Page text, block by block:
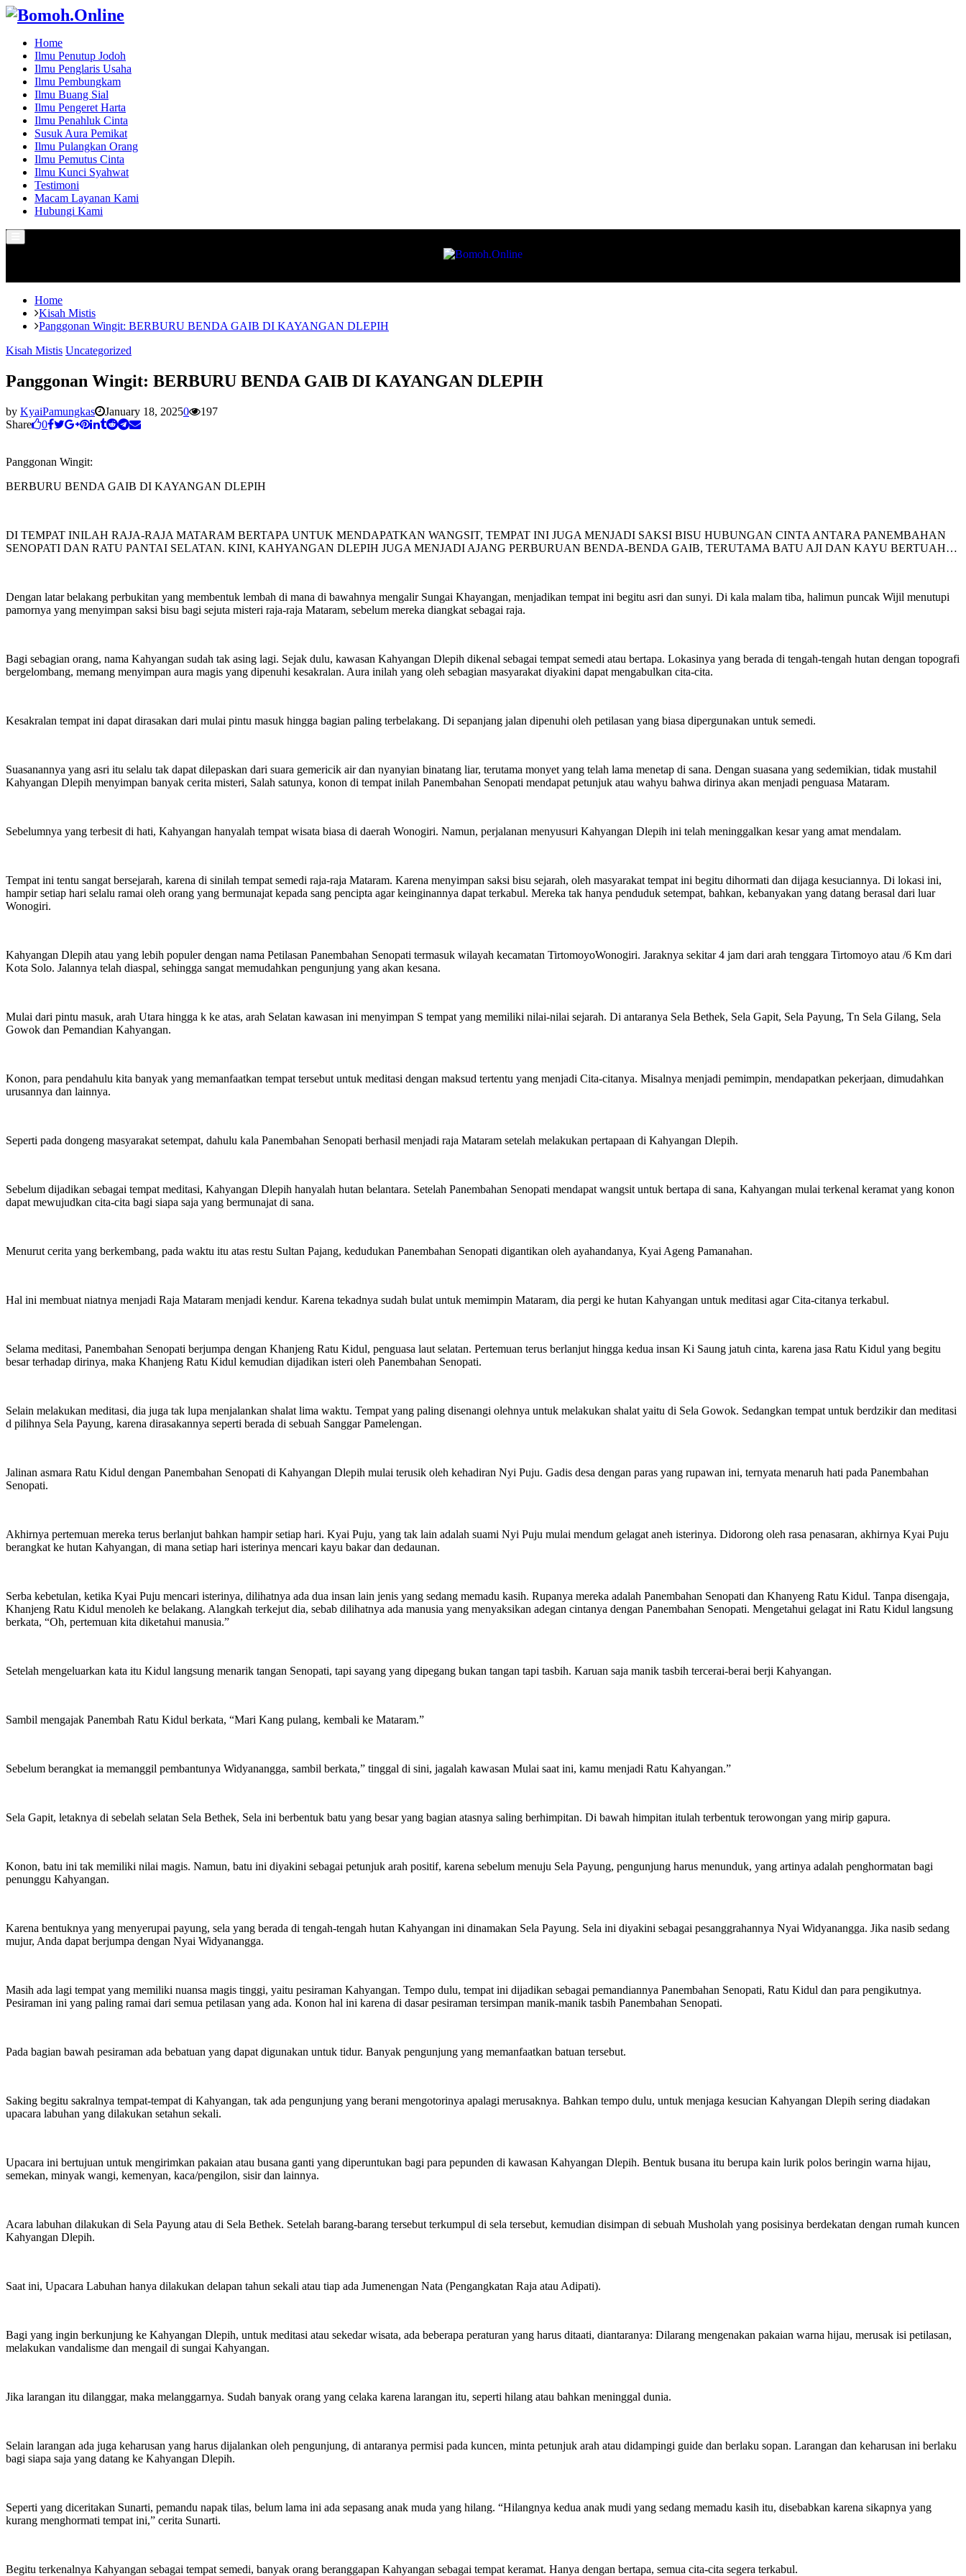
Home
Ilmu Penutup Jodoh
Ilmu Penglaris Usaha
Ilmu Pembungkam
Ilmu Buang Sial
Ilmu Pengeret Harta
Ilmu Penahluk Cinta
Susuk Aura Pemikat
Ilmu Pulangkan Orang
Ilmu Pemutus Cinta
Ilmu Kunci Syahwat
Testimoni
Macam Layanan Kami
Hubungi Kami
Menu
Home
Kisah Mistis
Panggonan Wingit: BERBURU BENDA GAIB DI KAYANGAN DLEPIH
Kisah Mistis Uncategorized
Panggonan Wingit: BERBURU BENDA GAIB DI KAYANGAN DLEPIH
by KyaiPamungkas January 18, 20250
197
Share
0
Panggonan Wingit:
BERBURU BENDA GAIB DI KAYANGAN DLEPIH
DI TEMPAT INILAH RAJA-RAJA MATARAM BERTAPA UNTUK MENDAPATKAN WANGSIT, TEMPAT INI JUGA MENJADI SAKSI BISU HUBUNGAN CINTA ANTARA PANEMBAHAN
SENOPATI DAN RATU PANTAI SELATAN. KINI, KAHYANGAN DLEPIH JUGA MENJADI AJANG PERBURUAN BENDA-BENDA GAIB, TERUTAMA BATU AJI DAN KAYU BERTUAH…
Dengan latar belakang perbukitan yang membentuk lembah di mana di bawahnya mengalir Sungai Khayangan, menjadikan tempat ini begitu asri dan sunyi. Di kala malam tiba, halimun puncak Wijil menutupi
pamornya yang menyimpan saksi bisu bagi sejuta misteri raja-raja Mataram, sebelum mereka diangkat sebagai raja.
Bagi sebagian orang, nama Kahyangan sudah tak asing lagi. Sejak dulu, kawasan Kahyangan Dlepih dikenal sebagai tempat semedi atau bertapa. Lokasinya yang berada di tengah-tengah hutan dengan topografi
bergelombang, memang menyimpan aura magis yang dipenuhi kesakralan. Aura inilah yang oleh sebagian masyarakat diyakini dapat mengabulkan cita-cita.
Kesakralan tempat ini dapat dirasakan dari mulai pintu masuk hingga bagian paling terbelakang. Di sepanjang jalan dipenuhi oleh petilasan yang biasa dipergunakan untuk semedi.
Suasanannya yang asri itu selalu tak dapat dilepaskan dari suara gemericik air dan nyanyian binatang liar, terutama monyet yang telah lama menetap di sana. Dengan suasana yang sedemikian, tidak mustahil
Kahyangan Dlepih menyimpan banyak cerita misteri, Salah satunya, konon di tempat inilah Panembahan Senopati mendapat petunjuk atau wahyu bahwa dirinya akan menjadi penguasa Mataram.
Sebelumnya yang terbesit di hati, Kahyangan hanyalah tempat wisata biasa di daerah Wonogiri. Namun, perjalanan menyusuri Kahyangan Dlepih ini telah meninggalkan kesar yang amat mendalam.
Tempat ini tentu sangat bersejarah, karena di sinilah tempat semedi raja-raja Mataram. Karena menyimpan saksi bisu sejarah, oleh masyarakat tempat ini begitu dihormati dan dijaga kesuciannya. Di lokasi ini,
hampir setiap hari selalu ramai oleh orang yang bermunajat kepada sang pencipta agar keinginannya dapat terkabul. Mereka tak hanya penduduk setempat, bahkan, kebanyakan yang datang berasal dari luar
Wonogiri.
Kahyangan Dlepih atau yang lebih populer dengan nama Petilasan Panembahan Senopati termasuk wilayah kecamatan TirtomoyoWonogiri. Jaraknya sekitar 4 jam dari arah tenggara Tirtomoyo atau /6 Km dari
Kota Solo. Jalannya telah diaspal, sehingga sangat memudahkan pengunjung yang akan kesana.
Mulai dari pintu masuk, arah Utara hingga k ke atas, arah Selatan kawasan ini menyimpan S tempat yang memiliki nilai-nilai sejarah. Di antaranya Sela Bethek, Sela Gapit, Sela Payung, Tn Sela Gilang, Sela
Gowok dan Pemandian Kahyangan.
Konon, para pendahulu kita banyak yang memanfaatkan tempat tersebut untuk meditasi dengan maksud tertentu yang menjadi Cita-citanya. Misalnya menjadi pemimpin, mendapatkan pekerjaan, dimudahkan
urusannya dan lainnya.
Seperti pada dongeng masyarakat setempat, dahulu kala Panembahan Senopati berhasil menjadi raja Mataram setelah melakukan pertapaan di Kahyangan Dlepih.
Sebelum dijadikan sebagai tempat meditasi, Kahyangan Dlepih hanyalah hutan belantara. Setelah Panembahan Senopati mendapat wangsit untuk bertapa di sana, Kahyangan mulai terkenal keramat yang konon
dapat mewujudkan cita-cita bagi siapa saja yang bermunajat di sana.
Menurut cerita yang berkembang, pada waktu itu atas restu Sultan Pajang, kedudukan Panembahan Senopati digantikan oleh ayahandanya, Kyai Ageng Pamanahan.
Hal ini membuat niatnya menjadi Raja Mataram menjadi kendur. Karena tekadnya sudah bulat untuk memimpin Mataram, dia pergi ke hutan Kahyangan untuk meditasi agar Cita-citanya terkabul.
Selama meditasi, Panembahan Senopati berjumpa dengan Khanjeng Ratu Kidul, penguasa laut selatan. Pertemuan terus berlanjut hingga kedua insan Ki Saung jatuh cinta, karena jasa Ratu Kidul yang begitu
besar terhadap dirinya, maka Khanjeng Ratu Kidul kemudian dijadikan isteri oleh Panembahan Senopati.
Selain melakukan meditasi, dia juga tak lupa menjalankan shalat lima waktu. Tempat yang paling disenangi olehnya untuk melakukan shalat yaitu di Sela Gowok. Sedangkan tempat untuk berdzikir dan meditasi
d pilihnya Sela Payung, karena dirasakannya seperti berada di sebuah Sanggar Pamelengan.
Jalinan asmara Ratu Kidul dengan Panembahan Senopati di Kahyangan Dlepih mulai terusik oleh kehadiran Nyi Puju. Gadis desa dengan paras yang rupawan ini, ternyata menaruh hati pada Panembahan
Senopati.
Akhirnya pertemuan mereka terus berlanjut bahkan hampir setiap hari. Kyai Puju, yang tak lain adalah suami Nyi Puju mulai mendum gelagat aneh isterinya. Didorong oleh rasa penasaran, akhirnya Kyai Puju
berangkat ke hutan Kahyangan, di mana setiap hari isterinya mencari kayu bakar dan dedaunan.
Serba kebetulan, ketika Kyai Puju mencari isterinya, dilihatnya ada dua insan lain jenis yang sedang memadu kasih. Rupanya mereka adalah Panembahan Senopati dan Khanyeng Ratu Kidul. Tanpa disengaja,
Khanjeng Ratu Kidul menoleh ke belakang. Alangkah terkejut dia, sebab dilihatnya ada manusia yang menyaksikan adegan cintanya dengan Panembahan Senopati. Mengetahui gelagat ini Ratu Kidul langsung
berkata, “Oh, pertemuan kita diketahui manusia.”
Setelah mengeluarkan kata itu Kidul langsung menarik tangan Senopati, tapi sayang yang dipegang bukan tangan tapi tasbih. Karuan saja manik tasbih tercerai-berai berji Kahyangan.
Sambil mengajak Panembah Ratu Kidul berkata, “Mari Kang pulang, kembali ke Mataram.”
Sebelum berangkat ia memanggil pembantunya Widyanangga, sambil berkata,” tinggal di sini, jagalah kawasan Mulai saat ini, kamu menjadi Ratu Kahyangan.”
Sela Gapit, letaknya di sebelah selatan Sela Bethek, Sela ini berbentuk batu yang besar yang bagian atasnya saling berhimpitan. Di bawah himpitan itulah terbentuk terowongan yang mirip gapura.
Konon, batu ini tak memiliki nilai magis. Namun, batu ini diyakini sebagai petunjuk arah positif, karena sebelum menuju Sela Payung, pengunjung harus menunduk, yang artinya adalah penghormatan bagi
penunggu Kahyangan.
Karena bentuknya yang menyerupai payung, sela yang berada di tengah-tengah hutan Kahyangan ini dinamakan Sela Payung. Sela ini diyakini sebagai pesanggrahannya Nyai Widyanangga. Jika nasib sedang
mujur, Anda dapat berjumpa dengan Nyai Widyanangga.
Masih ada lagi tempat yang memiliki nuansa magis tinggi, yaitu pesiraman Kahyangan. Tempo dulu, tempat ini dijadikan sebagai pemandiannya Panembahan Senopati, Ratu Kidul dan para pengikutnya.
Pesiraman ini yang paling ramai dari semua petilasan yang ada. Konon hal ini karena di dasar pesiraman tersimpan manik-manik tasbih Panembahan Senopati.
Pada bagian bawah pesiraman ada bebatuan yang dapat digunakan untuk tidur. Banyak pengunjung yang memanfaatkan batuan tersebut.
Saking begitu sakralnya tempat-tempat di Kahyangan, tak ada pengunjung yang berani mengotorinya apalagi merusaknya. Bahkan tempo dulu, untuk menjaga kesucian Kahyangan Dlepih sering diadakan
upacara labuhan yang dilakukan setahun sekali.
Upacara ini bertujuan untuk mengirimkan pakaian atau busana ganti yang diperuntukan bagi para pepunden di kawasan Kahyangan Dlepih. Bentuk busana itu berupa kain lurik polos beringin warna hijau,
semekan, minyak wangi, kemenyan, kaca/pengilon, sisir dan lainnya.
Acara labuhan dilakukan di Sela Payung atau di Sela Bethek. Setelah barang-barang tersebut terkumpul di sela tersebut, kemudian disimpan di sebuah Musholah yang posisinya berdekatan dengan rumah kuncen
Kahyangan Dlepih.
Saat ini, Upacara Labuhan hanya dilakukan delapan tahun sekali atau tiap ada Jumenengan Nata (Pengangkatan Raja atau Adipati).
Bagi yang ingin berkunjung ke Kahyangan Dlepih, untuk meditasi atau sekedar wisata, ada beberapa peraturan yang harus ditaati, diantaranya: Dilarang mengenakan pakaian warna hijau, merusak isi petilasan,
melakukan vandalisme dan mengail di sungai Kahyangan.
Jika larangan itu dilanggar, maka melanggarnya. Sudah banyak orang yang celaka karena larangan itu, seperti hilang atau bahkan meninggal dunia.
Selain larangan ada juga keharusan yang harus dijalankan oleh pengunjung, di antaranya permisi pada kuncen, minta petunjuk arah atau didampingi guide dan berlaku sopan. Larangan dan keharusan ini berlaku
bagi siapa saja yang datang ke Kahyangan Dlepih.
Seperti yang diceritakan Sunarti, pemandu napak tilas, belum lama ini ada sepasang anak muda yang hilang. “Hilangnya kedua anak mudi yang sedang memadu kasih itu, disebabkan karena sikapnya yang
kurang menghormati tempat ini,” cerita Sunarti.
Begitu terkenalnya Kahyangan sebagai tempat semedi, banyak orang beranggapan Kahyangan sebagai tempat keramat. Hanya dengan bertapa, semua cita-cita segera terkabul.